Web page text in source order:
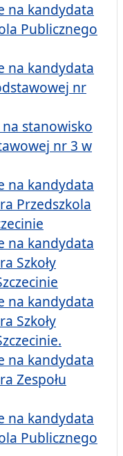
na kandydata
Publicznego
na kandydata
nr
stanowisko
nr 3 w
na kandydata
Przedszkola
na kandydata
Szkoły
na kandydata
Szkoły
na kandydata
Zespołu
na kandydata
Publicznego